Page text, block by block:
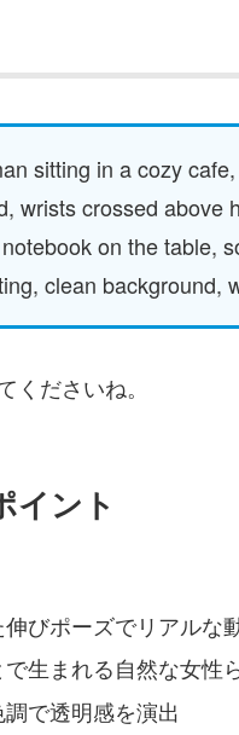
sitting in a cozy
wrists crossed
on the table,
clean background,
くださいね。
イント
びポーズでリアルな
生まれる自然な女性
で透明感を演出